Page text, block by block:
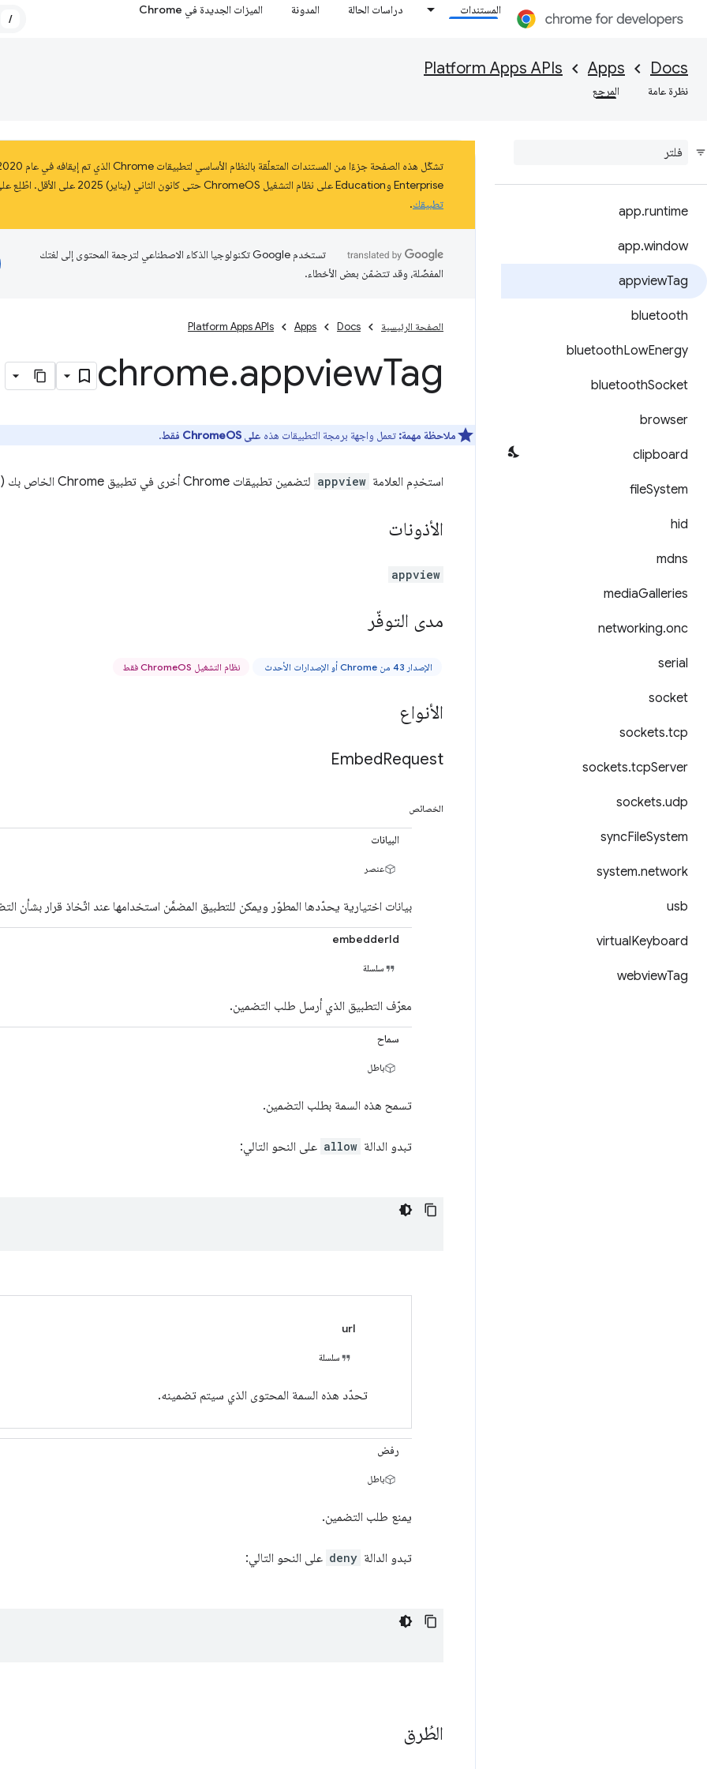
المستندات دراسات الحالة المدونة الميزات الجديدة في Chrome
/
Docs
Apps
Platform Apps APIs
نظرة عامة المرجع
app.runtime
app.window
appviewTag
bluetooth
bluetoothLowEnergy
bluetoothSocket
browser
clipboard
fileSystem
hid
mdns
mediaGalleries
networking.onc
serial
socket
sockets.tcp
sockets.tcpServer
sockets.udp
syncFileSystem
system.network
usb
virtualKeyboard
webviewTag
Enterprise وEducation على نظام التشغيل ChromeOS حتى كانون الثاني (يناير) 2025 على الأقل. اطّلِع على مزيد من المعلومات عن
تطبيقك.
تستخدم Google تكنولوجيا الذكاء الاصطناعي لترجمة المحتوى إلى لغتك
المفضّلة، وقد تتضمّن بعض الأخطاء.
الصفحة الرئيسية Docs
Apps
Platform Apps APIs
chrome.appviewTag
ملاحظة مهمة: تعمل واجهة برمجة التطبيقات هذه على ChromeOS فقط .
استخدِم العلامة appview لتضمين تطبيقات Chrome أخرى في تطبيق Chrome الخاص بك (راجِع
الأذونات
appview
مدى التوفّر
الإصدار 43 من Chrome أو الإصدارات الأحدث نظام التشغيل ChromeOS فقط
الأنواع
EmbedRequest
الخصائص
البيانات
عنصر
بيانات اختيارية يحدّدها المطوّر ويمكن للتطبيق المضمَّن استخدامها عند اتّخاذ قرار بشأن
embedderId
سلسلة
معرّف التطبيق الذي أرسل طلب التضمين.
سماح
باطل
تسمح هذه السمة بطلب التضمين.
تبدو الدالة allow على النحو التالي:
url
سلسلة
تحدّد هذه السمة المحتوى الذي سيتم تضمينه.
رفض
باطل
يمنع طلب التضمين.
تبدو الدالة deny على النحو التالي:
الطُرق